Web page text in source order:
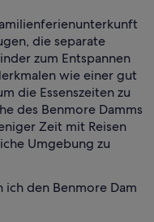
die separate
zum Entspannen
wie einer gut
die Essenszeiten zu
des Benmore Damms
Zeit mit Reisen
Umgebung zu
den Benmore Dam